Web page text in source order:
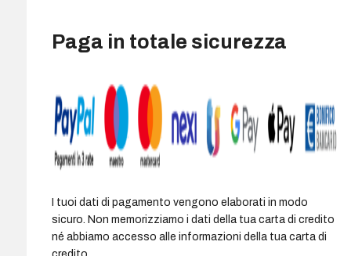
Paga in totale sicurezza
I tuoi dati di pagamento vengono elaborati in modo
sicuro. Non memorizziamo i dati della tua carta di credito
né abbiamo accesso alle informazioni della tua carta di